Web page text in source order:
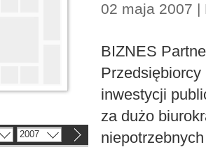
02 maja 2007 |
BIZNES
inwestycji
za dużo
2007